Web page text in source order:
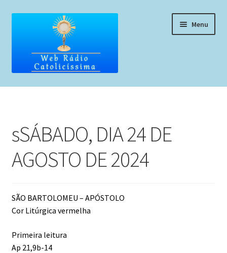
conteúdo
Menu
Home
Liturgia Diária
Horários de missas
Pedidos de oração, testemunho ou música
sSÁBADO, DIA 24 DE
AGOSTO DE 2024
SÃO BARTOLOMEU – APÓSTOLO
Cor Litúrgica vermelha
Primeira leitura
Ap 21,9b-14